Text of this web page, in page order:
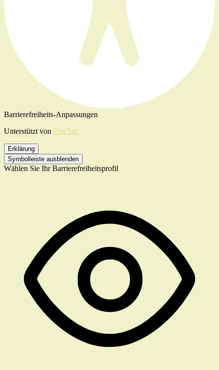
Barrierefreiheits-Anpassungen
Unterstützt von OneTap
Erklärung
Symbolleiste ausblenden
Wählen Sie Ihr Barrierefreiheitsprofil